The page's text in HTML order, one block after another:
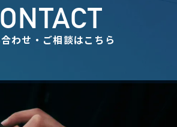
わせ・ご相談はこちら